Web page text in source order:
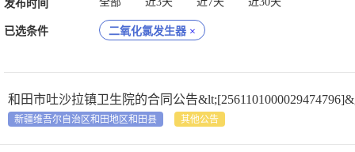
发布时间
已选条件 二氧化氯发生器 ×
和田市吐沙拉镇卫生院的合同公告
新疆维吾尔自治区和田地区和田县 其他公告